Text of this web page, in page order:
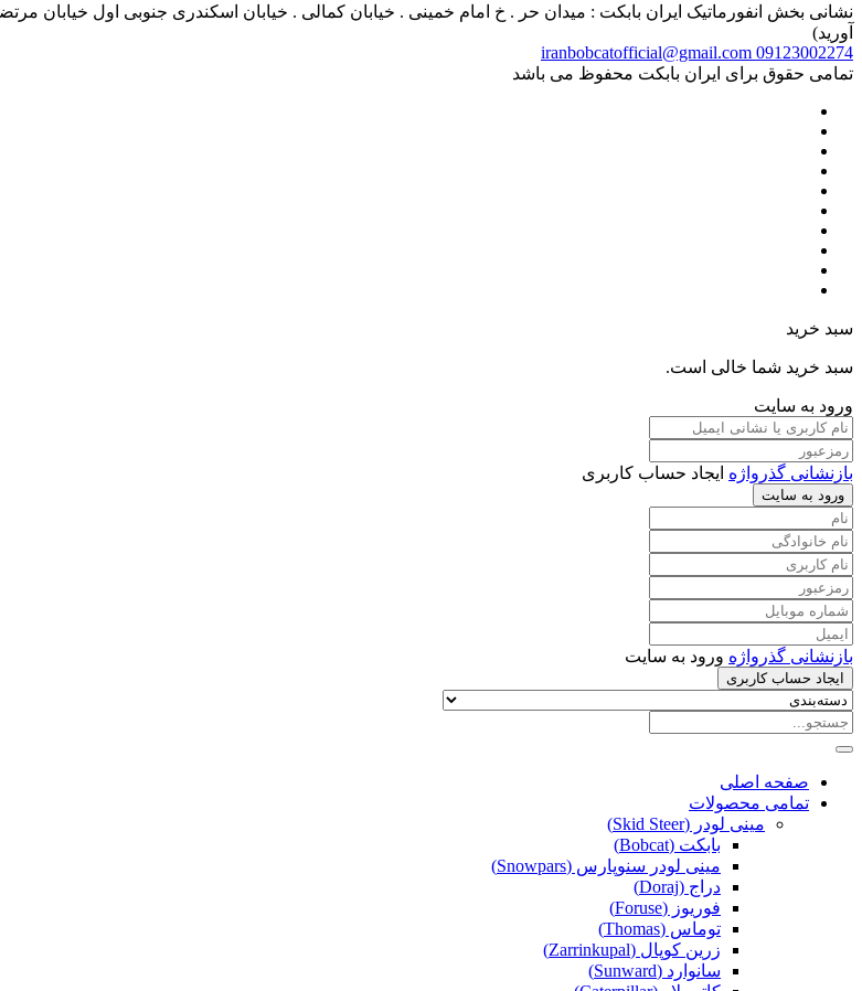
آورید)
09123002274
iranbobcatofficial@gmail.com
تمامی حقوق برای ایران بابکت محفوظ می باشد
سبد خرید
سبد خرید شما خالی است.
ورود به سایت
بازنشانی گذرواژه ایجاد حساب کاربری
ورود به سایت
بازنشانی گذرواژه ورود به سایت
ایجاد حساب کاربری
صفحه اصلی
تمامی محصولات
مینی لودر (Skid Steer)
بابکت (Bobcat)
مینی لودر سنوپارس (Snowpars)
دراج (Doraj)
فوریوز (Foruse)
توماس (Thomas)
زرین کوپال (Zarrinkupal)
سانوارد (Sunward)